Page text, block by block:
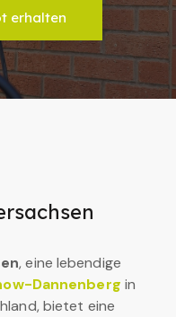
erhalten
, eine lebendige
Dannenberg in
bietet eine